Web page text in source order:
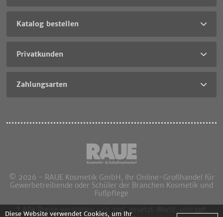
Katalog bestellen
Privatkunden
Zahlungsarten
© 2026 - RAUE Kosmetik GmbH, Ihr Online-Großhandel für
Gewerbetreibende oder Schüler der Branchen Kosmetik und
Fußpflege
* Alle Preise verstehen sich zzgl. gesetzl. MwSt. und ggf.
Diese Website verwendet Cookies, um Ihr